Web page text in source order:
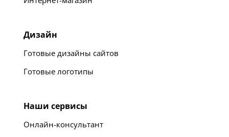
Дизайн
Готовые дизайны сайтов
Готовые логотипы
Наши сервисы
Онлайн-консультант